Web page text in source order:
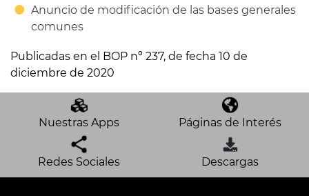
Anuncio de modificación de las bases generales
comunes
Publicadas en el BOP nº 237, de fecha 10 de
diciembre de 2020
Nuestras Apps Páginas de Interés
Redes Sociales Descargas